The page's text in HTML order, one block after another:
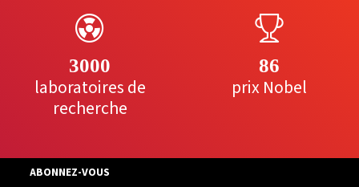
3000
laboratoires de
recherche
86
prix Nobel
ABONNEZ-VOUS